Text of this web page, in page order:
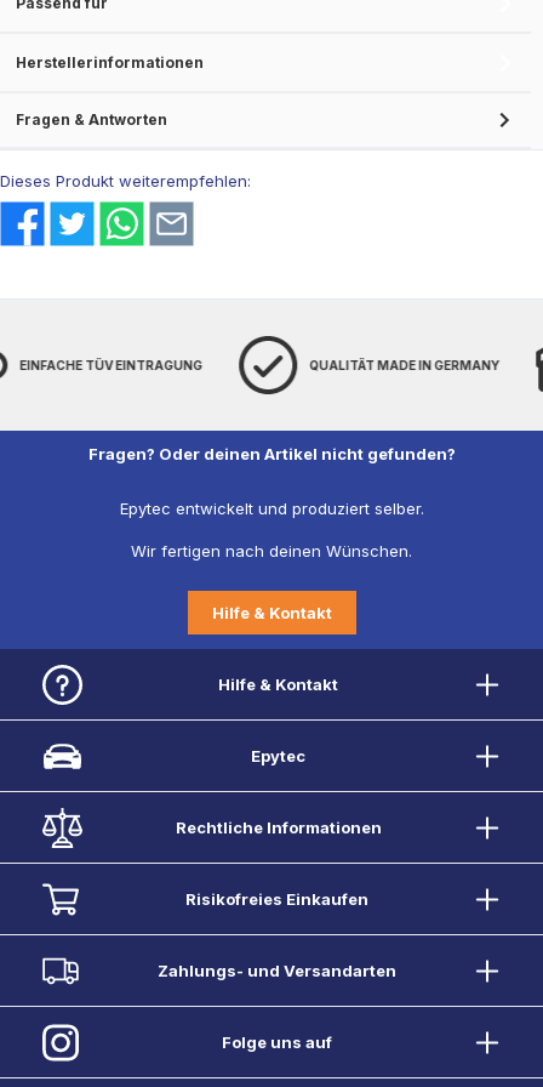
Herstellerinformationen
Fragen & Antworten
Dieses Produkt weiterempfehlen:
EINTRAGUNG QUALITÄT MADE IN GERMANY
Fragen? Oder deinen Artikel nicht gefunden?
Epytec entwickelt und produziert selber.
Wir fertigen nach deinen Wünschen.
Hilfe & Kontakt
Hilfe & Kontakt
Epytec
Rechtliche Informationen
Risikofreies Einkaufen
Zahlungs- und Versandarten
Folge uns auf